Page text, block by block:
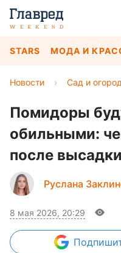
STARS МОДА И
Новости › Сад и огород
Помидоры
обильными:
после
Руслана
8 мая 2026, 20:29